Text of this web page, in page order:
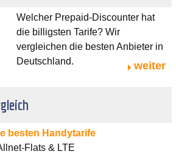
Welcher Prepaid-Discounter hat
die billigsten Tarife? Wir
vergleichen die besten Anbieter in
Deutschland.
weiter
besten Handytarife
Flats & LTE